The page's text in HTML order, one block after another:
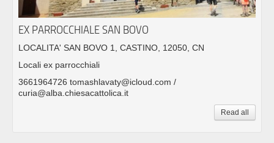
EX PARROCCHIALE SAN BOVO
LOCALITA' SAN BOVO 1, CASTINO, 12050, CN
Locali ex parrocchiali
3661964726 tomashlavaty@icloud.com /
curia@alba.chiesacattolica.it
Read all